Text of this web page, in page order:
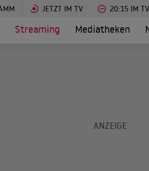
JETZT IM TV 20:15 IM TV
Streaming Mediatheken